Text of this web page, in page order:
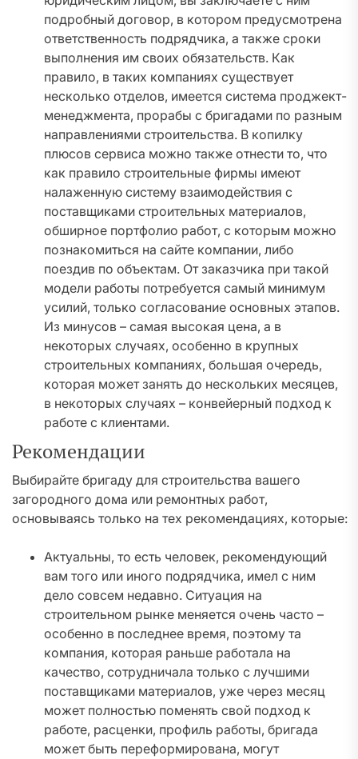
подробный договор, в котором предусмотрена
ответственность подрядчика, а также сроки
выполнения им своих обязательств. Как
правило, в таких компаниях существует
несколько отделов, имеется система проджект-
менеджмента, прорабы с бригадами по разным
направлениями строительства. В копилку
плюсов сервиса можно также отнести то, что
как правило строительные фирмы имеют
налаженную систему взаимодействия с
поставщиками строительных материалов,
обширное портфолио работ, с которым можно
познакомиться на сайте компании, либо
поездив по объектам. От заказчика при такой
модели работы потребуется самый минимум
усилий, только согласование основных этапов.
Из минусов – самая высокая цена, а в
некоторых случаях, особенно в крупных
строительных компаниях, большая очередь,
которая может занять до нескольких месяцев,
в некоторых случаях – конвейерный подход к
работе с клиентами.
Рекомендации
Выбирайте бригаду для строительства вашего
загородного дома или ремонтных работ,
основываясь только на тех рекомендациях, которые:
Актуальны, то есть человек, рекомендующий
вам того или иного подрядчика, имел с ним
дело совсем недавно. Ситуация на
строительном рынке меняется очень часто –
особенно в последнее время, поэтому та
компания, которая раньше работала на
качество, сотрудничала только с лучшими
поставщиками материалов, уже через месяц
может полностью поменять свой подход к
работе, расценки, профиль работы, бригада
может быть переформирована, могут